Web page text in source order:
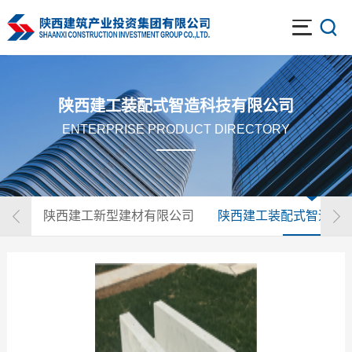
陕西建工装配式智造科技有限公司
ENTERPRISE PRODUCT DIRECTORY
陕西建工新型建材有限公司 陕西建工装配式智造科